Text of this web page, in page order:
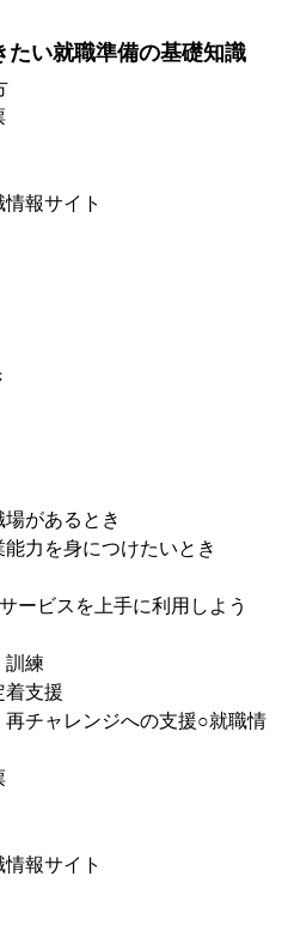
い就職準備の基礎知識
報サイト
があるとき
力を身につけたいとき
ービスを上手に利用しよう
訓練
着支援
チャレンジへの支援○就職情
報サイト